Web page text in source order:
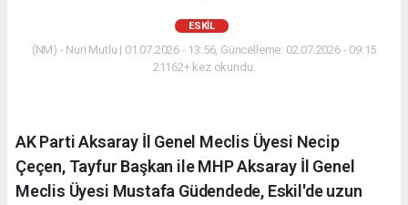
ESKİL
(NM) - Nuri Mutlu | 01.07.2026 - 13:56, Güncelleme: 02.07.2026 - 09:15
21162+ kez okundu.
AK Parti Aksaray İl Genel Meclis Üyesi Necip
Çeçen, Tayfur Başkan ile MHP Aksaray İl Genel
Meclis Üyesi Mustafa Güdendede, Eskil'de uzun